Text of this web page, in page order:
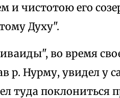
и чистотою его
Духу".
во время
р. Нурму, увидел у
туда поклониться